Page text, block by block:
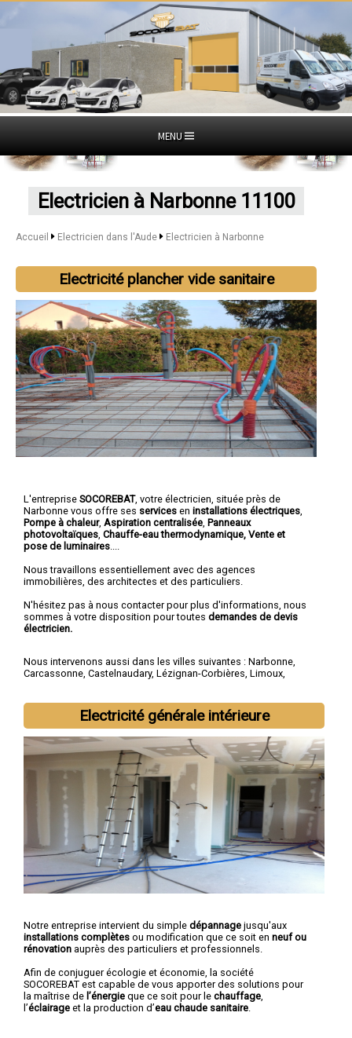
MENU
Electricien à Narbonne 11100
Accueil Electricien dans l'Aude Electricien à Narbonne
Electricité plancher vide sanitaire
L'entreprise SOCOREBAT, votre électricien , située près de
Narbonne vous offre ses services en installations électriques
Pompe à chaleur, Aspiration centralisée Panneaux
photovoltaïques Chauffe-eau thermodynamique, Vente et
pose de luminaires
Nous travaillons essentiellement avec des agences
immobilières, des architectes et des particuliers.
N'hésitez pas à nous contacter pour plus d'informations, nous
sommes à votre disposition pour toutes demandes de devis
électricien.
Nous intervenons aussi dans les villes suivantes : Narbonne,
Carcassonne, Castelnaudary, Lézignan-Corbières, Limoux,
Electricité générale intérieure
Notre entreprise intervient du simple dépannage jusqu'aux
installations complètes ou modification que ce soit en neuf ou
rénovation auprès des particuliers et professionnels.
Afin de conjuguer écologie et économie, la société
SOCOREBAT est capable de vous apporter des solutions pour
la maîtrise de l’énergie que ce soit pour le chauffage
l’éclairage et la production d’eau chaude sanitaire